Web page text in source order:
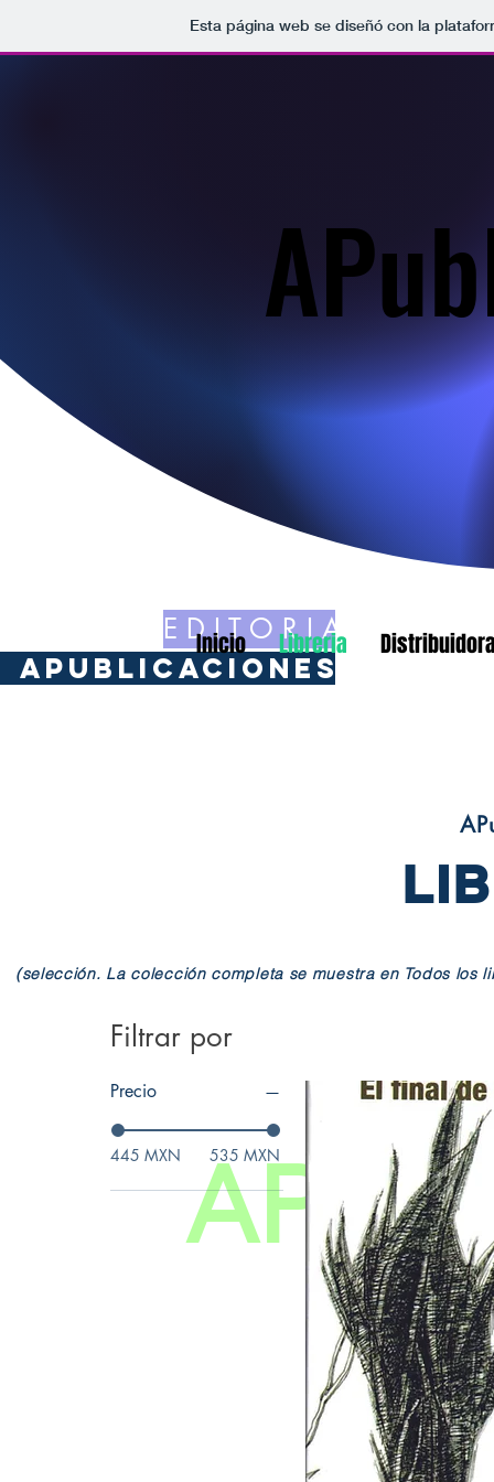
Esta página web se diseñó con la
E D I T O R I A L
APublicaciones
Inicio Libreria
(selección. La colección completa se muestra en Todos
Filtrar por
Precio
445 MXN 535 MXN